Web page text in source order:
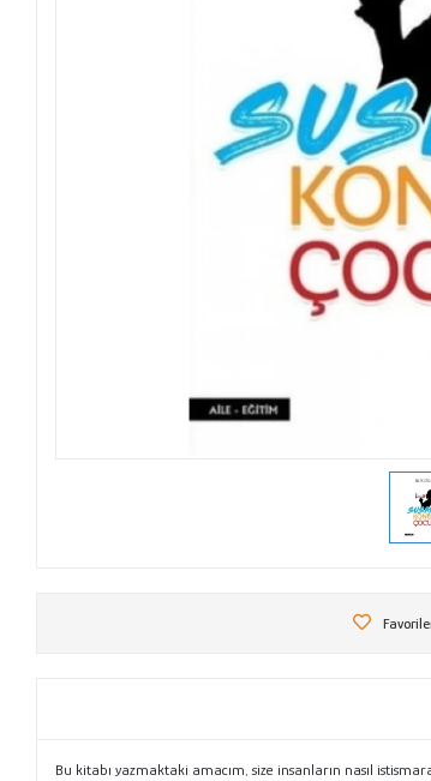
Bu kitabı yazmaktaki amacım, size insanların nasıl